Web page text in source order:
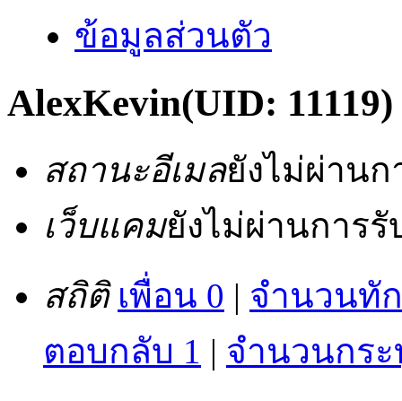
ข้อมูลส่วนตัว
AlexKevin(UID: 11119)
สถานะอีเมลยังไม่ผ่านก
เว็บแคมยังไม่ผ่านการรั
สถิติ เพื่อน 0 | จำนวนทั
ตอบกลับ 1 | จำนวนกระ